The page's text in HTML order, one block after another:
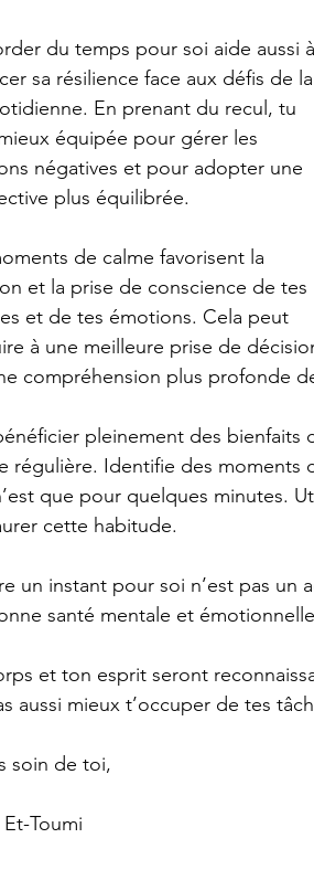
du temps pour soi aide aussi à
sa résilience face aux défis de la
En prenant du recul, tu
équipée pour gérer les
négatives et pour adopter une
plus équilibrée.
de calme favorisent la
et la prise de conscience de tes
et de tes émotions. Cela peut
à une meilleure prise de
compréhension plus profonde
pleinement des
régulière. Identifie des moments
que pour quelques minutes.
cette habitude.
un instant pour soi n’est pas
santé mentale et
et ton esprit seront
aussi mieux t’occuper de tes
soin de toi,
Et-Toumi